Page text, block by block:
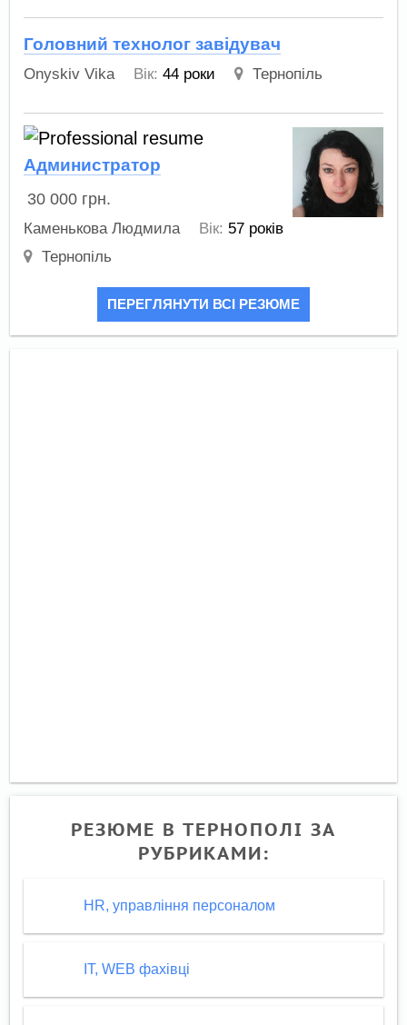
Головний технолог завідувач
Onyskiv Vika Вік: 44 роки Тернопіль
Администратор
30 000 грн.
Каменькова Людмила Вік: 57 років
Тернопіль
ПЕРЕГЛЯНУТИ ВСІ РЕЗЮМЕ
РЕЗЮМЕ В ТЕРНОПОЛІ ЗА
РУБРИКАМИ:
HR, управління персоналом
IT, WEB фахівці